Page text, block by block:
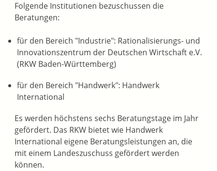
Folgende Institutionen bezuschussen die
Beratungen:
für den Bereich "Industrie": Rationalisierungs- und
Innovationszentrum der Deutschen Wirtschaft e.V.
(RKW Baden-Württemberg)
für den Bereich "Handwerk": Handwerk
International
Es werden höchstens sechs Beratungstage im Jahr
gefördert. Das RKW bietet wie Handwerk
International eigene Beratungsleistungen an, die
mit einem Landeszuschuss gefördert werden
können.